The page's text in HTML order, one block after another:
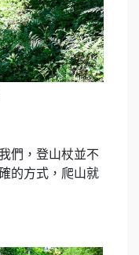
們，登山杖並不
的方式，爬山就